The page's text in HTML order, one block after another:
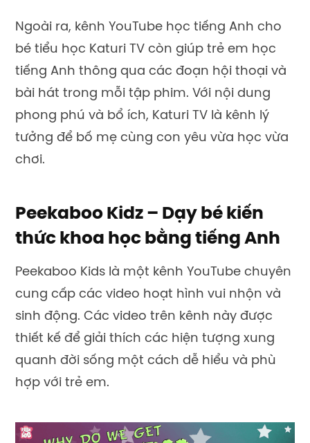
Ngoài ra, kênh YouTube học tiếng Anh cho
bé tiểu học Katuri TV còn giúp trẻ em học
tiếng Anh thông qua các đoạn hội thoại và
bài hát trong mỗi tập phim. Với nội dung
phong phú và bổ ích, Katuri TV là kênh lý
tưởng để bố mẹ cùng con yêu vừa học vừa
chơi.
Peekaboo Kidz – Dạy bé kiến
thức khoa học bằng tiếng Anh
Peekaboo Kids là một kênh YouTube chuyên
cung cấp các video hoạt hình vui nhộn và
sinh động. Các video trên kênh này được
thiết kế để giải thích các hiện tượng xung
quanh đời sống một cách dễ hiểu và phù
hợp với trẻ em.